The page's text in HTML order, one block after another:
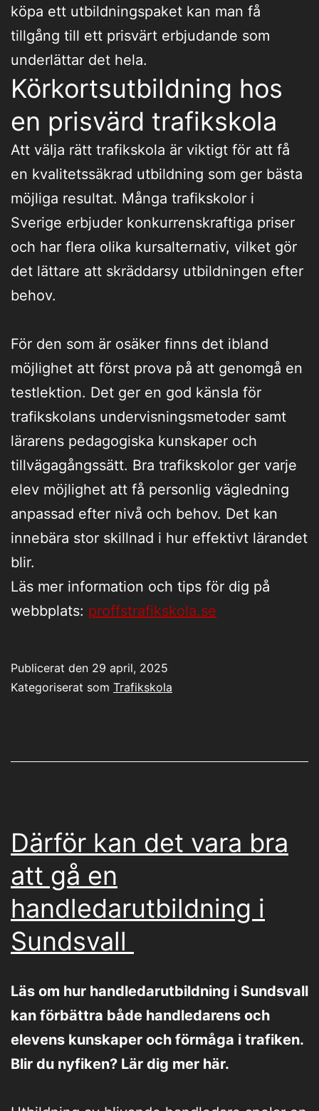
köpa ett utbildningspaket kan man få
tillgång till ett prisvärt erbjudande som
underlättar det hela.
Körkortsutbildning hos
en prisvärd trafikskola
Att välja rätt trafikskola är viktigt för att få
en kvalitetssäkrad utbildning som ger bästa
möjliga resultat. Många trafikskolor i
Sverige erbjuder konkurrenskraftiga priser
och har flera olika kursalternativ, vilket gör
det lättare att skräddarsy utbildningen efter
behov.
För den som är osäker finns det ibland
möjlighet att först prova på att genomgå en
testlektion. Det ger en god känsla för
trafikskolans undervisningsmetoder samt
lärarens pedagogiska kunskaper och
tillvägagångssätt. Bra trafikskolor ger varje
elev möjlighet att få personlig vägledning
anpassad efter nivå och behov. Det kan
innebära stor skillnad i hur effektivt lärandet
blir.
Läs mer information och tips för dig på
webbplats: proffstrafikskola.se
Publicerat den 29 april, 2025
Kategoriserat som Trafikskola
Därför kan det vara bra
att gå en
handledarutbildning i
Sundsvall
Läs om hur handledarutbildning i Sundsvall
kan förbättra både handledarens och
elevens kunskaper och förmåga i trafiken.
Blir du nyfiken? Lär dig mer här.